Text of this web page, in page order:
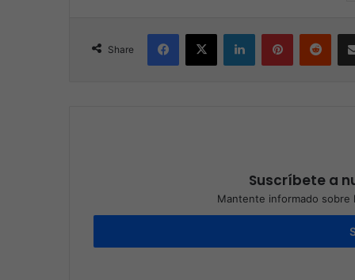
Share
Suscríbete a
Mantente informado sobre